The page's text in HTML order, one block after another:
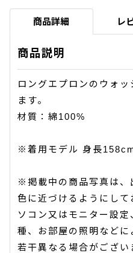
商品詳細 レ
商品説明
ロングエプロンのウォ
ます。
材質：綿100%
※着用モデル 身長
※掲載中の商品写真は、
色に近づけるようにし
ソコン又はモニター設
種、お部屋の照明など
若干異なる場合がござい